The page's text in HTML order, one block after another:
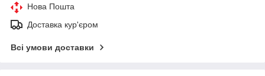
Нова Пошта
Доставка кур'єром
Всі умови доставки